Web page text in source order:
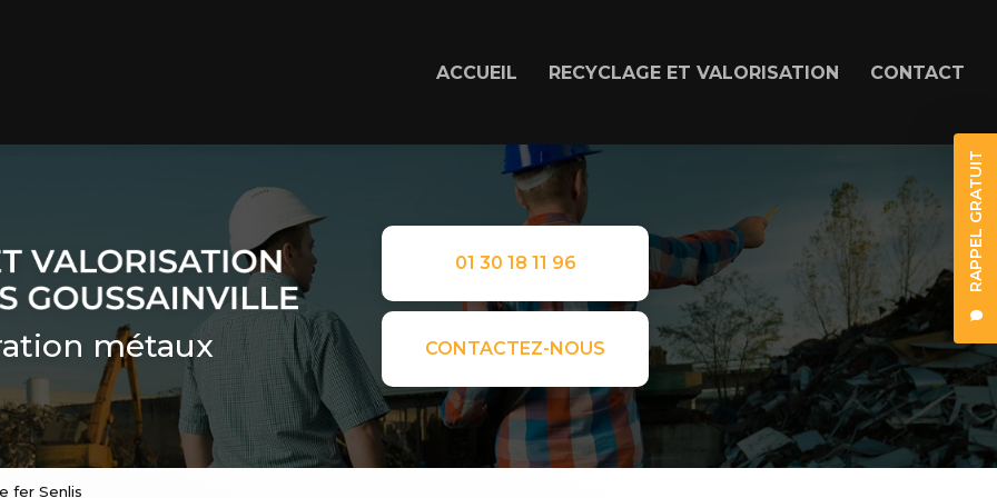
RAPPEL GRATUIT
ACCUEIL RECYCLAGE ET VALORISATION CONTACT
métaux
01 30 18 11 96
CONTACTEZ-NOUS
fer Senlis